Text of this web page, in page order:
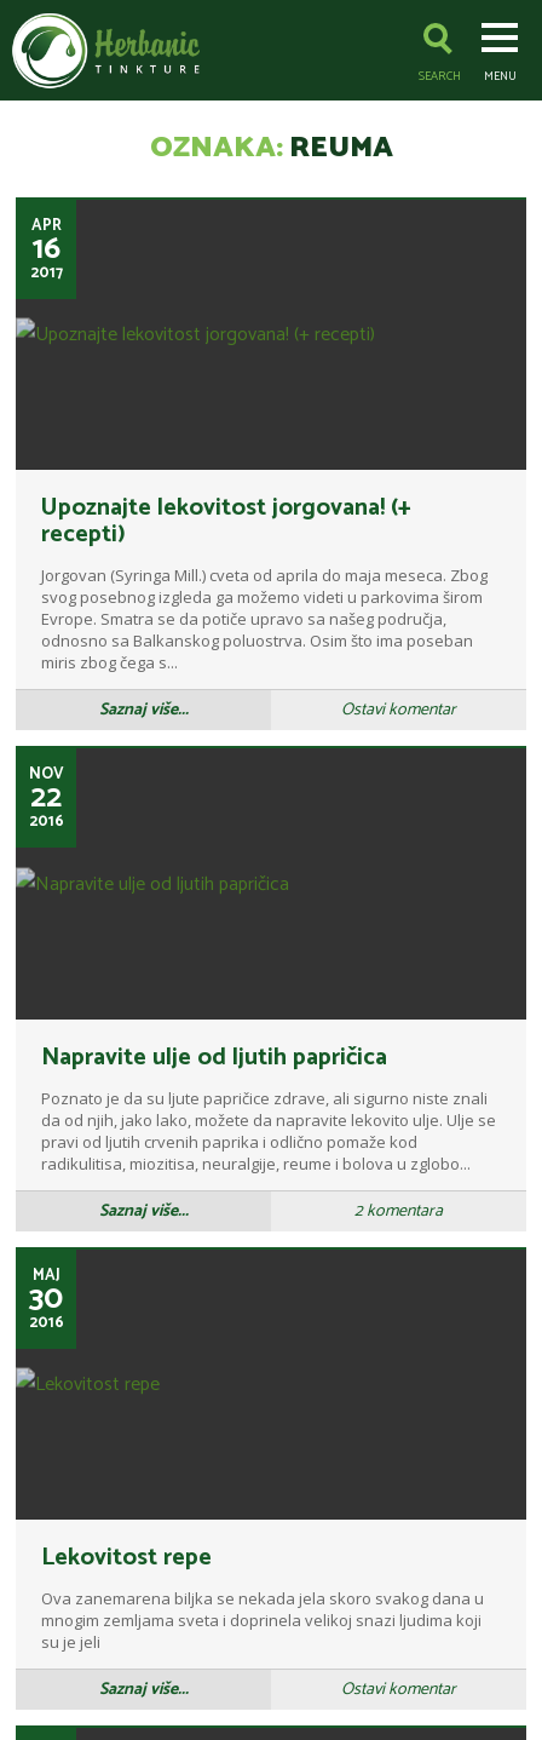
SEARCH MENU
OZNAKA:REUMA
APR
16
2017
Upoznajte lekovitost jorgovana! (+
recepti)
Jorgovan (Syringa Mill.) cveta od aprila do maja meseca. Zbog
svog posebnog izgleda ga možemo videti u parkovima širom
Evrope. Smatra se da potiče upravo sa našeg područja,
odnosno sa Balkanskog poluostrva. Osim što ima poseban
miris zbog čega s...
Saznaj više... Ostavi komentar
NOV
22
2016
Napravite ulje od ljutih papričica
Poznato je da su ljute papričice zdrave, ali sigurno niste znali
da od njih, jako lako, možete da napravite lekovito ulje. Ulje se
pravi od ljutih crvenih paprika i odlično pomaže kod
radikulitisa, miozitisa, neuralgije, reume i bolova u zglobo...
Saznaj više... 2 komentara
MAJ
30
2016
Lekovitost repe
Ova zanemarena biljka se nekada jela skoro svakog dana u
mnogim zemljama sveta i doprinela velikoj snazi ljudima koji
su je jeli
Saznaj više... Ostavi komentar